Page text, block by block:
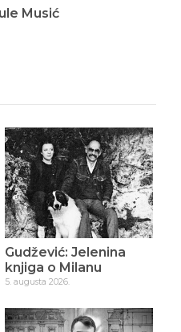
Musić
Gudžević: Jelenina
knjiga o Milanu
5. augusta 2026.